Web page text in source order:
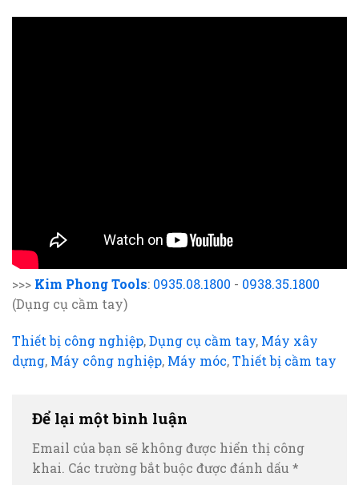
>>> Kim Phong Tools: 0935.08.1800 - 0938.35.1800
(Dụng cụ cầm tay)
Thiết bị công nghiệp,Dụng cụ cầm tay, Máy xây
dựng, Máy công nghiệp, Máy móc,Thiết bị cầm tay
Để lại một bình luận
Email của bạn sẽ không được hiển thị công
khai. Các trường bắt buộc được đánh dấu *